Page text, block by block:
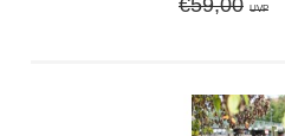
€59,00 UVP